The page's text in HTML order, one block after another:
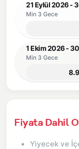
21 Eylül 2026 -
Min 3 Gece
1 Ekim 2026 -
Min 3 Gece
Fiyata Dahil
Yiyecek ve